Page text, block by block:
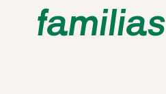
familias